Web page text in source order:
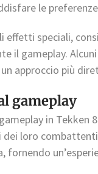
le
effetti speciali,
il gameplay.
approccio più
gameplay
in Tekken
dei loro
fornendo